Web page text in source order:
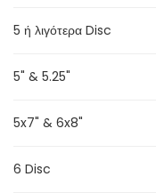
5 ή λιγότερα Disc
5" & 5.25"
5x7" & 6x8"
6 Disc